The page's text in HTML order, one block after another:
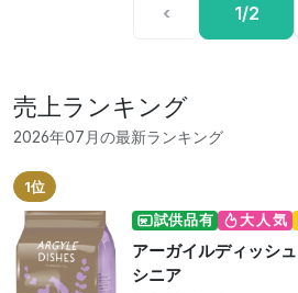
‹ 1/2
売上ランキング
2026年07月の最新ランキング
1位
試供品有 大人気
アーガイルディッシ
シニア